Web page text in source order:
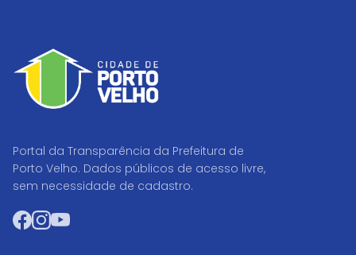
Portal da Transparência da Prefeitura de
Porto Velho. Dados públicos de acesso livre,
sem necessidade de cadastro.
Facebook
Instagram
YouTube